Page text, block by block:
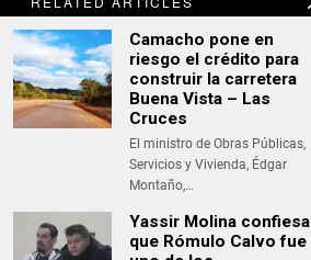
Camacho pone en
riesgo el crédito para
construir la carretera
Buena Vista – Las
Cruces
El ministro de Obras Públicas,
Servicios y Vivienda, Édgar
Montaño,…
Yassir Molina confiesa
que Rómulo Calvo fue
BITCOIN NEWS
CULTURA
DATING
INTERNACIONAL